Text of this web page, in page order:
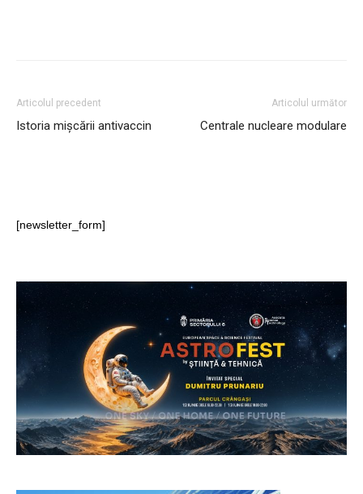
Articolul precedent
Istoria mișcării antivaccin
Articolul următor
Centrale nucleare modulare
[newsletter_form]